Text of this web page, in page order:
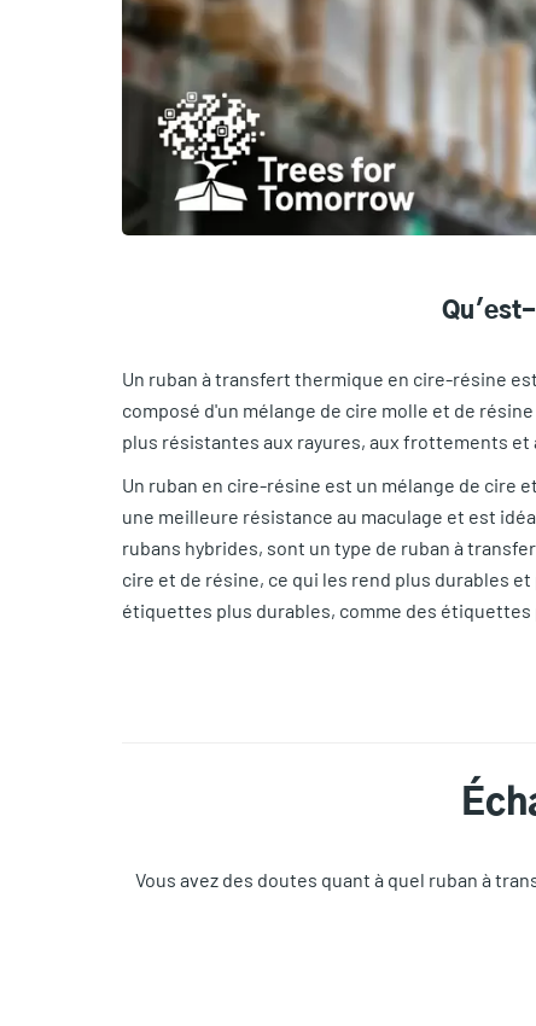
Qu'est-
Un ruban à transfert thermique en cire-résine
composé d'un mélange de cire molle et de
plus résistantes aux rayures, aux frottements et
Un ruban en cire-résine est un mélange de cire
une meilleure résistance au maculage et est
rubans hybrides, sont un type de ruban à
cire et de résine, ce qui les rend plus durables
étiquettes plus durables, comme des
Vous avez des doutes quant à quel ruban à